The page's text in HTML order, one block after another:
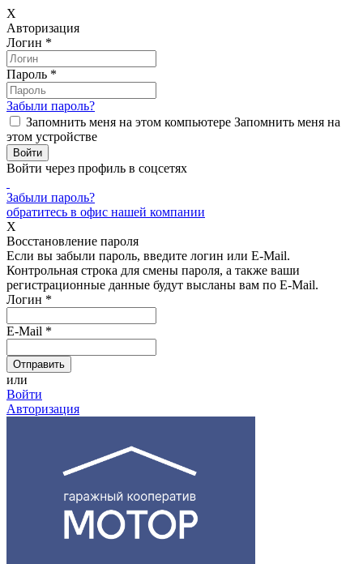
X
Авторизация
Логин *
Пароль *
Забыли пароль?
Запомнить меня на этом компьютере Запомнить меня на
этом устройстве
Войти через профиль в соцсетях
Забыли пароль?
обратитесь в офис нашей компании
X
Восстановление пароля
Если вы забыли пароль, введите логин или E-Mail.
Контрольная строка для смены пароля, а также ваши
регистрационные данные будут высланы вам по E-Mail.
Логин *
E-Mail *
или
Войти
Авторизация